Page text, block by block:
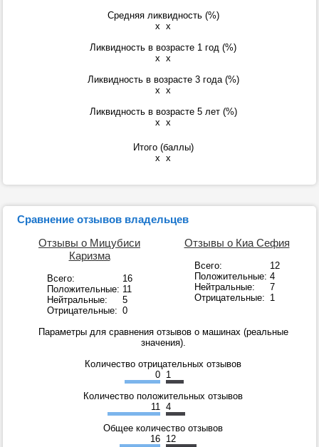
Средняя ликвидность (%)
x x
Ликвидность в возрасте 1 год (%)
x x
Ликвидность в возрасте 3 года (%)
x x
Ликвидность в возрасте 5 лет (%)
x x
Итого (баллы)
x x
Сравнение отзывов владельцев
Отзывы о Мицубиси
Каризма
Всего:
16
Положительные: 11
Нейтральные:
5
Отрицательные: 0
Отзывы о Киа Сефия
Всего:
12
Положительные: 4
Нейтральные:
7
Отрицательные: 1
Параметры для сравнения отзывов о машинах (реальные
значения).
Количество отрицательных отзывов
0 1
Количество положительных отзывов
11
4
Общее количество отзывов
16 12